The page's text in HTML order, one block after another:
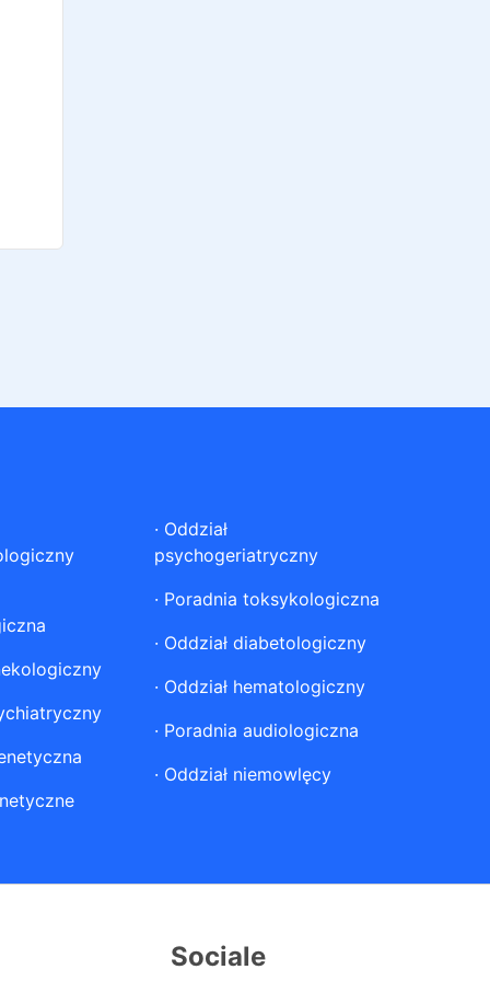
· Oddział
psychogeriatryczny
· Poradnia toksykologiczna
· Oddział diabetologiczny
· Oddział hematologiczny
· Poradnia audiologiczna
· Oddział niemowlęcy
Sociale